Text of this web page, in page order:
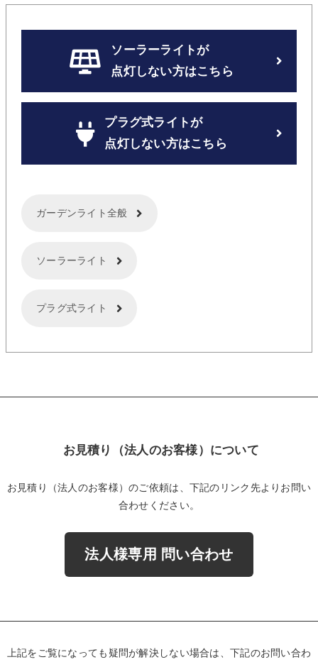
ソーラーライトが
点灯しない方はこちら
プラグ式ライトが
点灯しない方はこちら
ガーデンライト全般
ソーラーライト
プラグ式ライト
お見積り（法人のお客様）について
お見積り（法人のお客様）のご依頼は、下記のリンク先よりお問い
合わせください。
法人様専用 問い合わせ
上記をご覧になっても疑問が解決しない場合は、下記のお問い合わ